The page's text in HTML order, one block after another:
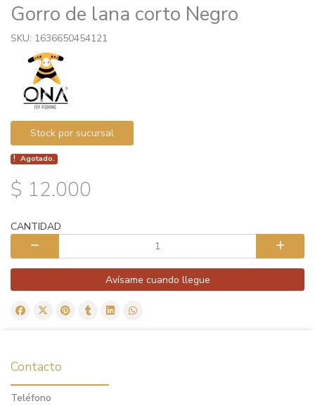
Gorro de lana corto Negro
SKU: 1636650454121
Stock por sucursal
Agotado.
$ 12.000
CANTIDAD
Avísame cuando llegue
Contacto
Teléfono